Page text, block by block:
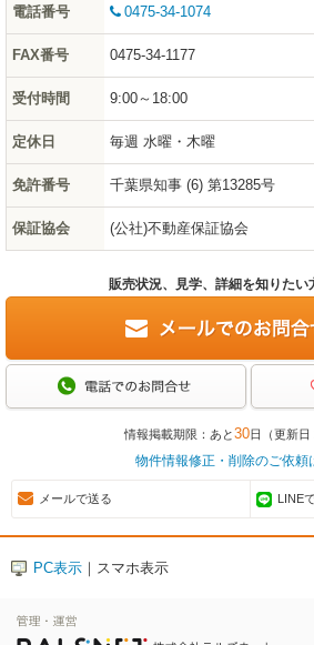
電話番号 0475-34-1074
FAX番号 0475-34-1177
受付時間 9:00～18:00
定休日 毎週 水曜・木曜
免許番号 千葉県知事 (6) 第13285号
保証協会 (公社)不動産保証協会
販売状況、見学、詳細を知りたい
情報掲載期限：あと30日（更新日
物件情報修正・削除のご依頼
メールで送る LINE
PC表示 ｜スマホ表示